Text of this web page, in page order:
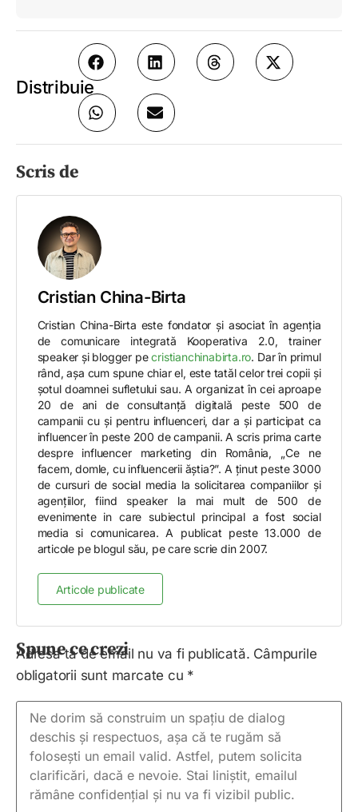
Distribuie
Scris de
Cristian China-Birta
Cristian China-Birta este fondator și asociat în agenția
de comunicare integrată Kooperativa 2.0, trainer
speaker și blogger pecristianchinabirta.ro. Dar în primul
rând, așa cum spune chiar el, este tatăl celor trei copii și
șotul doamnei sufletului sau. A organizat în cei aproape
20 de ani de consultanță digitală peste 500 de
campanii cu și pentru influenceri, dar a și participat ca
influencer în peste 200 de campanii. A scris prima carte
despre influencer marketing din România, „Ce ne
facem, domle, cu influencerii ăștia?”. A ținut peste 3000
de cursuri de social media la solicitarea companiilor și
agențiilor, fiind speaker la mai mult de 500 de
evenimente in care subiectul principal a fost social
media si comunicarea. A publicat peste 13.000 de
articole pe blogul său, pe care scrie din 2007.
Articole publicate
Spune ce crezi
Adresa ta de email nu va fi publicată. Câmpurile
obligatorii sunt marcate cu *